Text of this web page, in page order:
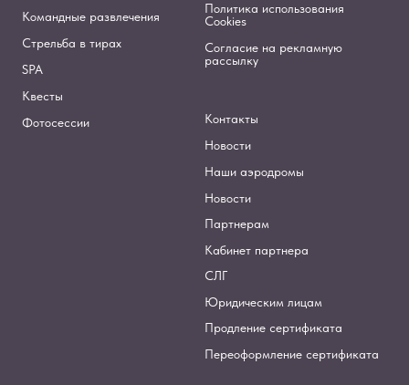
Командные развлечения
Стрельба в тирах
SPA
Квесты
Фотосессии
Политика использования
Cookies
Согласие на рекламную
рассылку
Контакты
Новости
Наши аэродромы
Новости
Партнерам
Кабинет партнера
СЛГ
Юридическим лицам
Продление сертификата
Переоформление сертификата